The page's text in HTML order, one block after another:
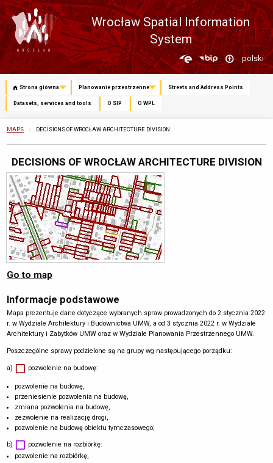
Wrocław Spatial Information
System
Zmień
język
polski
Strona główna Planowanie przestrzenne Streets and Address Points
Datasets, services and tools O SIP O WPL
MAPS CURRENTLY:
DECISIONS OF WROCŁAW ARCHITECTURE DIVISION
DECISIONS OF WROCŁAW ARCHITECTURE DIVISION
Go to map
Informacje podstawowe
Mapa prezentuje dane dotyczące wybranych spraw prowadzonych do 2 stycznia 2022
r. w Wydziale Architektury i Budownictwa UMW, a od 3 stycznia 2022 r. w Wydziale
Architektury i Zabytków UMW oraz w Wydziale Planowania Przestrzennego UMW.
Poszczególne sprawy podzielone są na grupy wg następującego porządku:
a) pozwolenie na budowę:
pozwolenie na budowę,
przeniesienie pozwolenia na budowę,
zmiana pozwolenia na budowę,
zezwolenie na realizację drogi,
pozwolenie na budowę obiektu tymczasowego;
b)
pozwolenie na rozbiórkę:
pozwolenie na rozbiórkę;